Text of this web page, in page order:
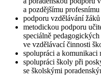
a pozdějšímu
podporu vzdělávání
metodickou podporu
speciálně
ve vzdělávací činnosti
spolupráci a komunikaci
spolupráci školy při
se školskými